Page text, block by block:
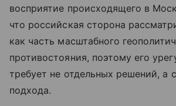
восприятие происходящего в
что российская сторона
как часть масштабного
противостояния, поэтому его
требует не отдельных решений, а
подхода.